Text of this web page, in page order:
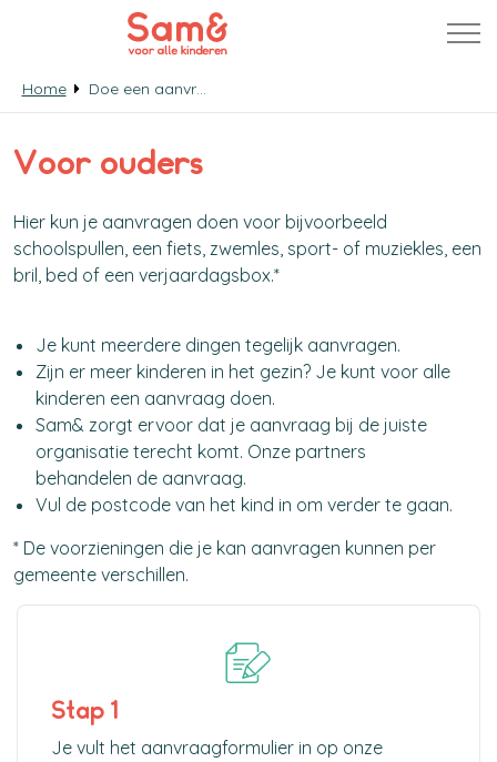
Home Doe een aanvraag
Voor ouders
Hier kun je aanvragen doen voor bijvoorbeeld
schoolspullen, een fiets, zwemles, sport- of muziekles, een
bril, bed of een verjaardagsbox.*
Je kunt meerdere dingen tegelijk aanvragen.
Zijn er meer kinderen in het gezin? Je kunt voor alle
kinderen een aanvraag doen.
Sam& zorgt ervoor dat je aanvraag bij de juiste
organisatie terecht komt. Onze partners
behandelen de aanvraag.
Vul de postcode van het kind in om verder te gaan.
* De voorzieningen die je kan aanvragen kunnen per
gemeente verschillen.
Stap 1
Je vult het aanvraagformulier in op onze